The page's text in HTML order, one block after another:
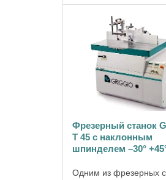
плоской обработки
От того, насколько
отдельный элемент
продуман до ...
Фрезерный станок
Т 45 с наклонным
шпинделем –30°
Одним из фрезерных